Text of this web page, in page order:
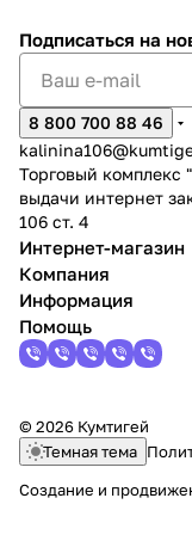
Подписаться на
8 800 700 88 46
Торговый комплекс
выдачи интернет
106 ст. 4
Интернет-магазин
Компания
Информация
Помощь
© 2026 Кумтигей
Темная тема
Создание и